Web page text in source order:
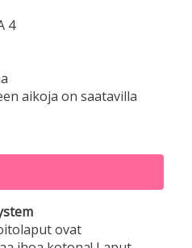
4
aikoja on saatavilla
ovat